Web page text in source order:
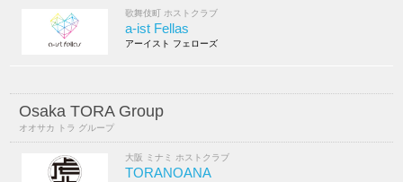
歌舞伎町 ホストクラブ
a-ist Fellas
アーイスト フェローズ
Osaka TORA Group
オオサカ トラ グループ
大阪 ミナミ ホストクラブ
TORANOANA